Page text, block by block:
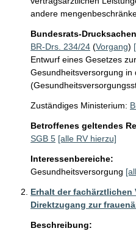
andere
Bundesrats-
BR-Drs. 234/24 (Vorgang)
Entwurf eines Gesetzes
Gesundheitsversorgung in
Zuständiges Ministerium:
Betroffenes geltendes
SGB 5 [alle RV hierzu]
Interessenbereiche:
Gesundheitsversorgung
Erhalt der fachärztlichen
Direktzugang zur
Beschreibung: